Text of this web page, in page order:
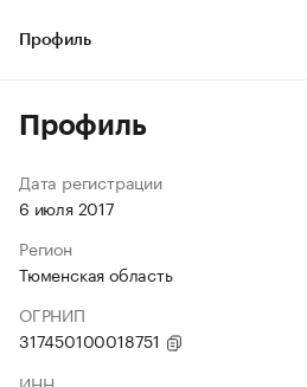
Профиль
Профиль
Дата регистрации
6 июля 2017
Регион
Тюменская область
ОГРНИП
317450100018751